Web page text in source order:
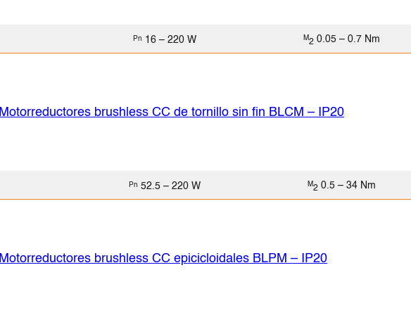
Pn 16 – 220 W M2 0.05 – 0.7 Nm
Motorreductores brushless CC de tornillo sin fin BLCM – IP20
Pn 52.5 – 220 W M2 0.5 – 34 Nm
Motorreductores brushless CC epicicloidales BLPM – IP20